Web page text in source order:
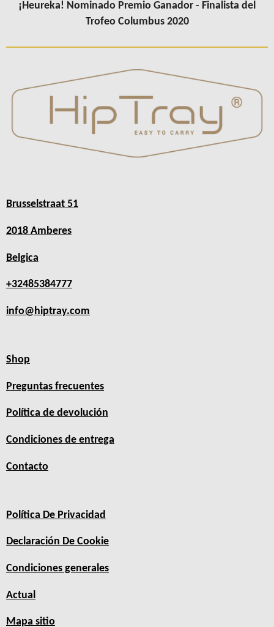
¡Heureka! Nominado Premio Ganador - Finalista del
Trofeo Columbus 2020
Brusselstraat 51
2018 Amberes
Belgica
+32485384777
info@hiptray.com
Shop
Preguntas frecuentes
Política de devolución
Condiciones de entrega
Contacto
Política De Privacidad
Declaración De Cookie
Condiciones generales
Actual
Mapa sitio